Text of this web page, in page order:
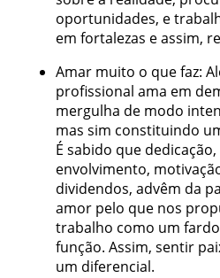
oportunidades, e
em fortalezas e assim,
Amar muito o que faz:
profissional ama em
mergulha de modo
mas sim constituindo
É sabido que
envolvimento,
dividendos, advêm da
amor pelo que nos
trabalho como um
função. Assim, sentir
um diferencial.